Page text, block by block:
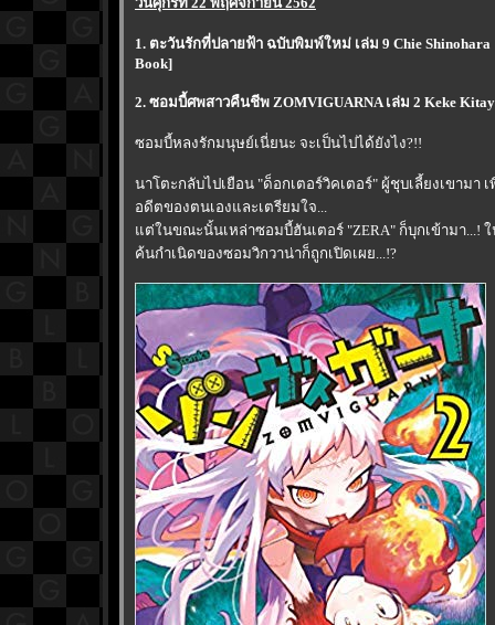
1. ตะวันรักที่ปลายฟ้า ฉบับพิมพ์ใหม่ เล่ม 9 Chie Shinohara
Book]
2. ซอมบี้ศพสาวคืนชีพ ZOMVIGUARNA เล่ม 2 Keke
ซอมบี้หลงรักมนุษย์เนี่ยนะ จะเป็นไปได้ยังไง?!!
นาโตะกลับไปเยือน "ด็อกเตอร์วิคเตอร์" ผู้ชุบเลี้ยงเขามา
อดีตของตนเองและเตรียมใจ...
ต่ในขณะนั้นเหล่าซอมบี้ฮันเตอร์ "ZERA" ก็บุกเข้ามา...!
ค้นกำเนิดของซอมวิกวาน่าก็ถูกเปิดเผย...!?